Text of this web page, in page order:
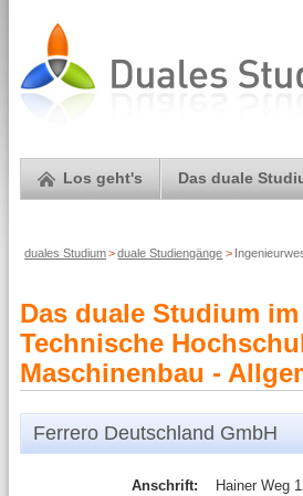
Los geht's Das duale
duales Studium> duale Studiengänge >
Das duale Studium
Technische
Maschinenbau -
Ferrero Deutschland GmbH
Anschrift:
Hainer Weg